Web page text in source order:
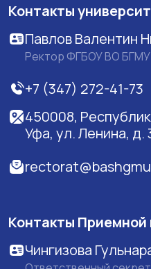
Контакты
Павлов Валентин
Ректор ФГБОУ ВО БГМУ
+7 (347) 272-41-73
450008,
Уфа, ул. Ленина, д.
Контакты Приемной
Чингизова